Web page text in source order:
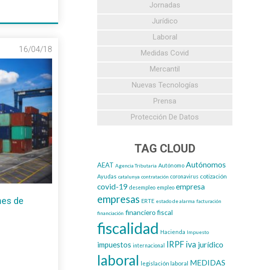
16/04/18
de
Jornadas
Jurídico
Laboral
Medidas Covid
Mercantil
Nuevas Tecnologías
Prensa
Protección De Datos
TAG CLOUD
AEAT Agencia Tributaria Autónomo Autónomos
Ayudas catalunya contratación coronavirus cotización
covid-19 desempleo empleo empresa
empresas ERTE estado de alarma facturación
financiación financiero fiscal
fiscalidad Hacienda Impuesto
impuestos internacional IRPF iva jurídico
laboral legislación laboral MEDIDAS